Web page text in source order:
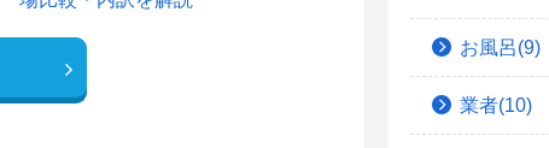
お風呂(9)
業者(10)